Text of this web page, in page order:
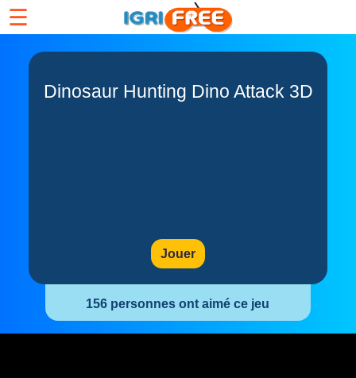
☰
Dinosaur Hunting Dino Attack 3D
Jouer
156 personnes ont aimé ce jeu